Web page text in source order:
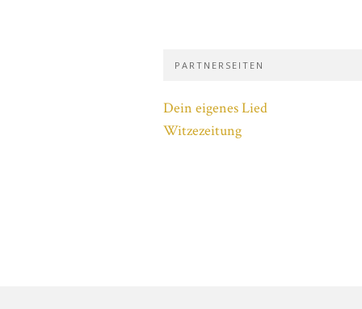
PARTNERSEITEN
Dein eigenes Lied
Witzezeitung